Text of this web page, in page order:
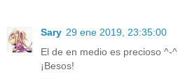
Sary 29 ene 2019, 23:35:00
El de en medio es precioso ^-^
¡Besos!